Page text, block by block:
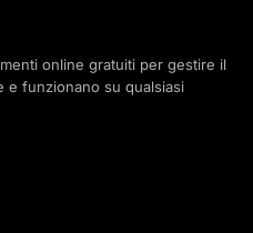
online gratuiti per gestire il
e funzionano su qualsiasi